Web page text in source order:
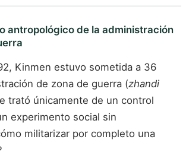
antropológico de la administración
Kinmen estuvo sometida a 36
de zona de guerra (zhandi
trató únicamente de un control
experimento social sin
militarizar por completo una